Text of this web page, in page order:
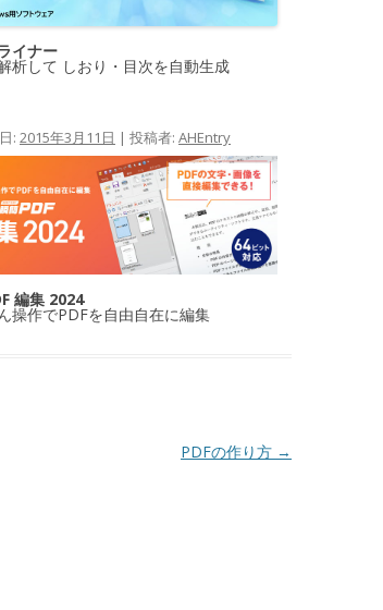
イナー
析して しおり・目次を自動生成
: 2015年3月11日 | 投稿者: AHEntry
編集 2024
操作でPDFを自由自在に編集
PDFの作り方 →